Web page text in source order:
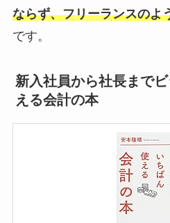
ならず、フリーランスのよ
です。
新入社員から社長まで
える会計の本